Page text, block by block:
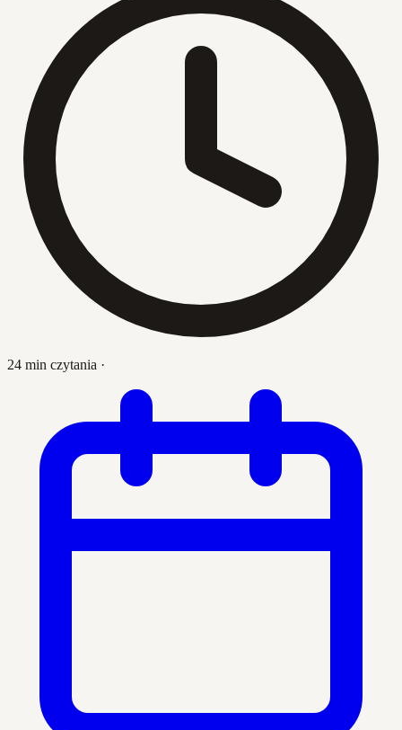
24 min czytania ·